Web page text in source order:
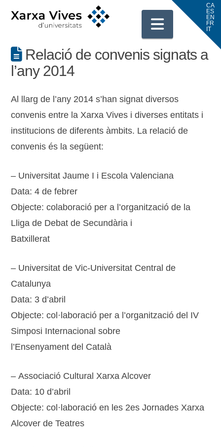
Relació de convenis signats a
l’any 2014
Al llarg de l’any 2014 s’han signat diversos
convenis entre la Xarxa Vives i diverses entitats i
institucions de diferents àmbits. La relació de
convenis és la següent:
– Universitat Jaume I i Escola Valenciana
Data: 4 de febrer
Objecte: colaboració per a l’organització de la
Lliga de Debat de Secundària i
Batxillerat
– Universitat de Vic-Universitat Central de
Catalunya
Data: 3 d’abril
Objecte: col·laboració per a l’organització del IV
Simposi Internacional sobre
l’Ensenyament del Català
– Associació Cultural Xarxa Alcover
Data: 10 d’abril
Objecte: col·laboració en les 2es Jornades Xarxa
Alcover de Teatres